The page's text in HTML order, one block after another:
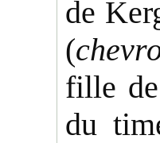
de
(
fille
du